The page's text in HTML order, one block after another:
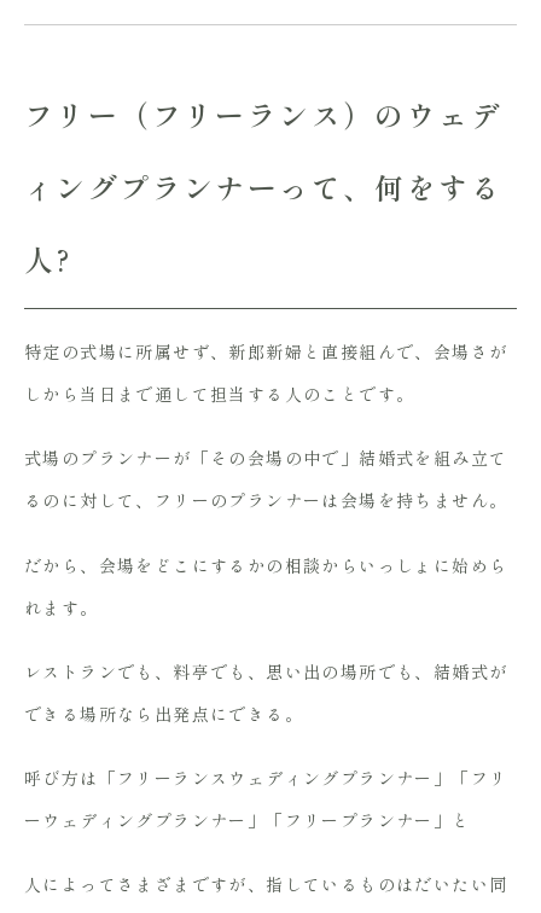
フリー（フリーランス）のウェデ
ィングプランナーって、何をする
人?
特定の式場に所属せず、新郎新婦と直接組んで、会場さが
しから当日まで通して担当する人のことです。
式場のプランナーが「その会場の中で」結婚式を組み立て
るのに対して、フリーのプランナーは会場を持ちません。
だから、会場をどこにするかの相談からいっしょに始めら
れます。
レストランでも、料亭でも、思い出の場所でも、結婚式が
できる場所なら出発点にできる。
呼び方は「フリーランスウェディングプランナー」「フリ
ーウェディングプランナー」「フリープランナー」と
人によってさまざまですが、指しているものはだいたい同